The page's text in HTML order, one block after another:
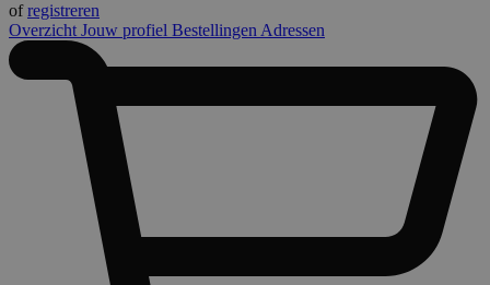
ofregistreren
Overzicht Jouw profiel Bestellingen Adressen